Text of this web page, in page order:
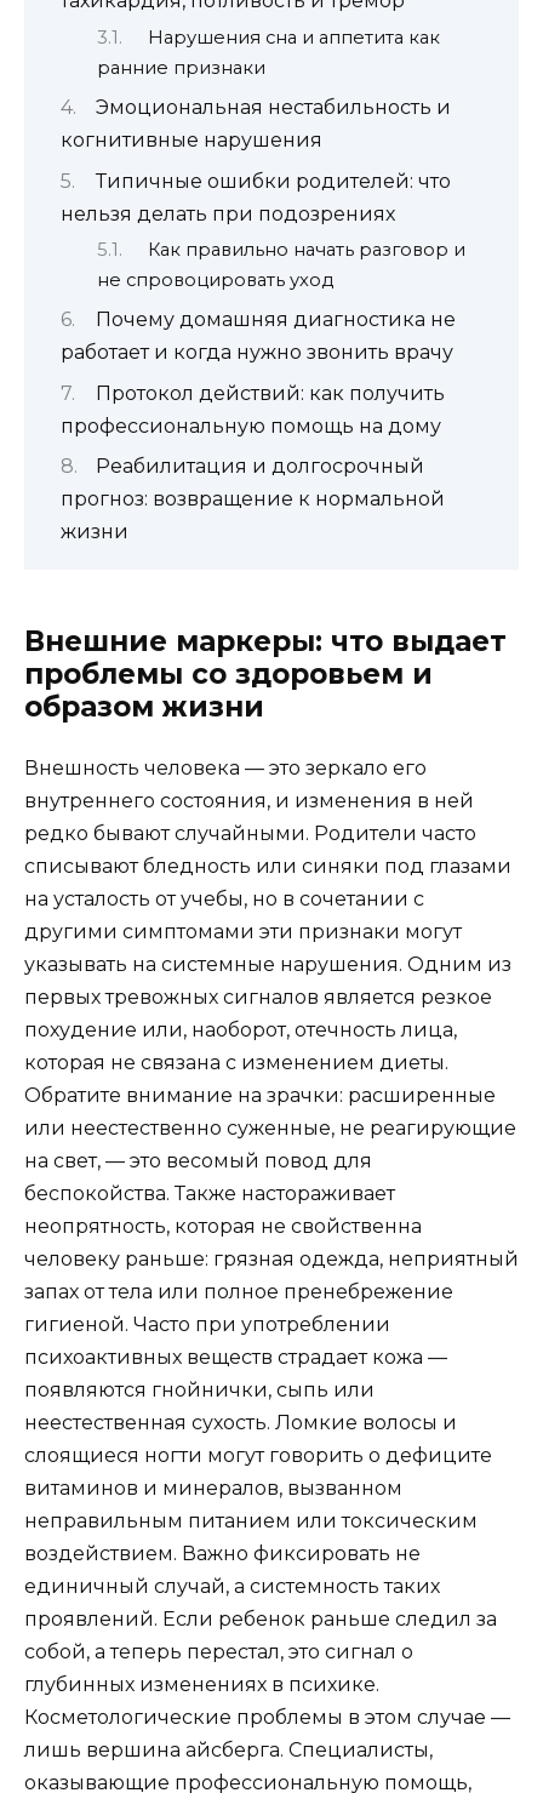
Нарушения сна и аппетита как
ранние признаки
Эмоциональная нестабильность и
когнитивные нарушения
Типичные ошибки родителей: что
нельзя делать при подозрениях
Как правильно начать разговор и
не спровоцировать уход
Почему домашняя диагностика не
работает и когда нужно звонить врачу
Протокол действий: как получить
профессиональную помощь на дому
Реабилитация и долгосрочный
прогноз: возвращение к нормальной
жизни
Внешние маркеры: что выдает
проблемы со здоровьем и
образом жизни
Внешность человека — это зеркало его
внутреннего состояния, и изменения в ней
редко бывают случайными. Родители часто
списывают бледность или синяки под глазами
на усталость от учебы, но в сочетании с
другими симптомами эти признаки могут
указывать на системные нарушения. Одним из
первых тревожных сигналов является резкое
похудение или, наоборот, отечность лица,
которая не связана с изменением диеты.
Обратите внимание на зрачки: расширенные
или неестественно суженные, не реагирующие
на свет, — это весомый повод для
беспокойства. Также настораживает
неопрятность, которая не свойственна
человеку раньше: грязная одежда, неприятный
запах от тела или полное пренебрежение
гигиеной. Часто при употреблении
психоактивных веществ страдает кожа —
появляются гнойнички, сыпь или
неестественная сухость. Ломкие волосы и
слоящиеся ногти могут говорить о дефиците
витаминов и минералов, вызванном
неправильным питанием или токсическим
воздействием. Важно фиксировать не
единичный случай, а системность таких
проявлений. Если ребенок раньше следил за
собой, а теперь перестал, это сигнал о
глубинных изменениях в психике.
Косметологические проблемы в этом случае —
лишь вершина айсберга. Специалисты,
оказывающие профессиональную помощь,